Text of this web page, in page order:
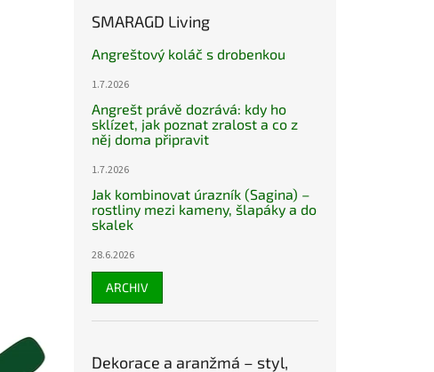
SMARAGD Living
Angreštový koláč s drobenkou
1.7.2026
Angrešt právě dozrává: kdy ho
sklízet, jak poznat zralost a co z
něj doma připravit
1.7.2026
Jak kombinovat úrazník (Sagina) –
rostliny mezi kameny, šlapáky a do
skalek
28.6.2026
ARCHIV
Dekorace a aranžmá – styl,